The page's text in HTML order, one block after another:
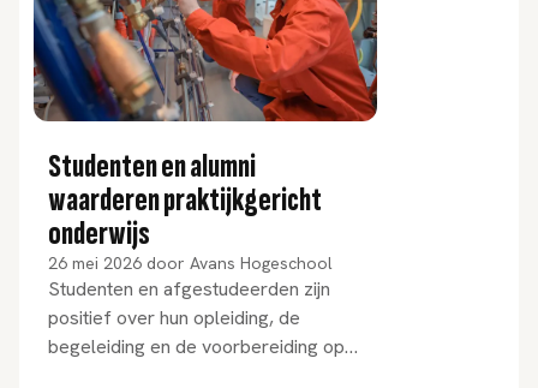
Studenten en alumni
waarderen praktijkgericht
onderwijs
26 mei 2026 door Avans Hogeschool
Studenten en afgestudeerden zijn
positief over hun opleiding, de
begeleiding en de voorbereiding op